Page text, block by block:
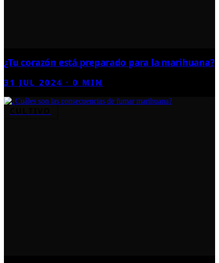
¿Tu corazón está preparado para la marihuana?
31 JUL 2024 ·0 MIN